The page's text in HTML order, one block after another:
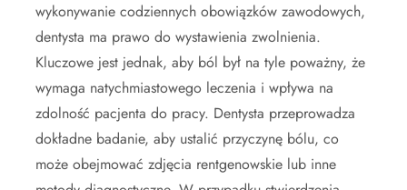
wykonywanie codziennych obowiązków zawodowych,
dentysta ma prawo do wystawienia zwolnienia.
Kluczowe jest jednak, aby ból był na tyle poważny, że
wymaga natychmiastowego leczenia i wpływa na
zdolność pacjenta do pracy. Dentysta przeprowadza
dokładne badanie, aby ustalić przyczynę bólu, co
może obejmować zdjęcia rentgenowskie lub inne